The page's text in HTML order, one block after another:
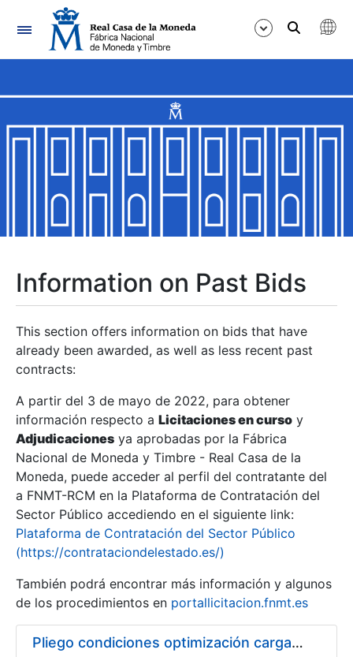
Navigation
Show/Hide
Show/Hide
Show/Hide
Show/Hide
Show/Hide
Information on Past Bids
This section offers information on bids that have
already been awarded, as well as less recent past
contracts:
A partir del 3 de mayo de 2022, para obtener
información respecto a Licitaciones en curso y
Adjudicaciones ya aprobadas por la Fábrica
Nacional de Moneda y Timbre - Real Casa de la
Moneda, puede acceder al perfil del contratante del
a FNMT-RCM en la Plataforma de Contratación del
Sector Público accediendo en el siguiente link:
Plataforma de Contratación del Sector Público
(https://contrataciondelestado.es/)
También podrá encontrar más información y algunos
de los procedimientos en portallicitacion.fnmt.es
Pliego condiciones optimización cargas compras firmado